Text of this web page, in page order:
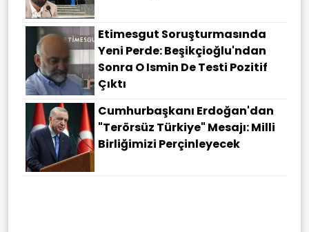
Etimesgut Soruşturmasında
Yeni Perde: Beşikçioğlu'ndan
Sonra O Ismin De Testi Pozitif
Çıktı
Cumhurbaşkanı Erdoğan'dan
"terörsüz Türkiye" Mesajı: Milli
Birliğimizi Perçinleyecek